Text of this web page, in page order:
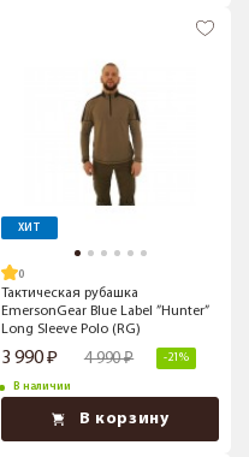
ХИТ
Тактическая рубашка
EmersonGear Blue Label ”Hunter”
Long Sleeve Polo (RG)
3 990 4 990 -21%
В наличии
В корзину